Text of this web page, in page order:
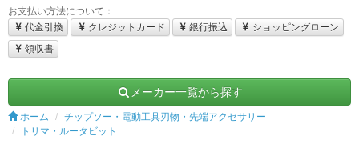
お支払い方法について：
代金引換
クレジットカード 銀行振込
ショッピングローン
領収書
メーカー一覧から探す
ホーム
チップソー・電動工具刃物・先端アクセサリー
トリマ・ルータビット